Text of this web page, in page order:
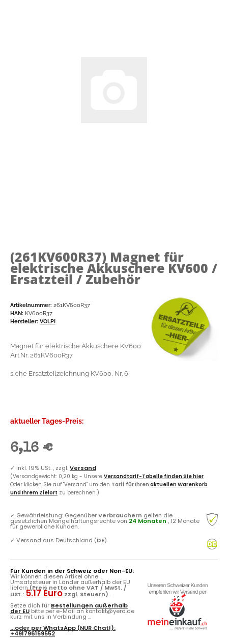
(261KV600R37) Magnet für
elektrische Akkuschere KV600 /
Ersatzteil / Zubehör
Artikelnummer: 261KV600R37
HAN: KV600R37
Hersteller: VOLPI
Magnet für elektrische Akkuschere KV600
Art.Nr. 261KV600R37
siehe Ersatzteilzeichnung KV600, Nr. 6
aktueller Tages-Preis:
6,16 €
✓ inkl. 19% USt. , zzgl.Versand
(Versandgewicht: 0,20 kg - Unsere Versandtarif-Tabelle finden Sie hier.
Oder klicken Sie auf "Versand" um den Tarif für Ihren aktuellen Warenkorb
und Ihrem Zielort zu berechnen.)
✓ Gewährleistung: GegenüberVerbrauchern gelten die
gesetzlichen Mängelhaftungsrechte von 24 Monaten , 12 Monate
für gewerbliche Kunden.
✓ Versand aus Deutschland (DE)
Für Kunden in der Schweiz oder Non-EU:
Wir können diesen Artikel ohne
Umsatzsteuer in Länder außerhalb der EU
liefern (Preis netto ohne VAT / MwSt. /
USt.: 5.17 Euro zzgl. Steuern) .
Setze dich für Bestellungen außerhalb
der EU bitte per e-Mail an kontakt@yerd.de
kurz mit uns in Verbindung ...
...oder perWhatsApp (NUR Chat!):
+491796159552